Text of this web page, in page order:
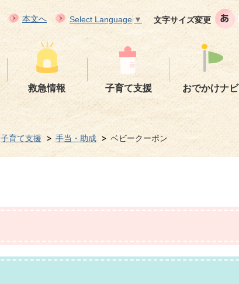
本文へ Select Language▼ 文字サイズ変更
救急情報 子育て支援 おでかけナビ
子育て支援 手当・助成 ベビークーポン